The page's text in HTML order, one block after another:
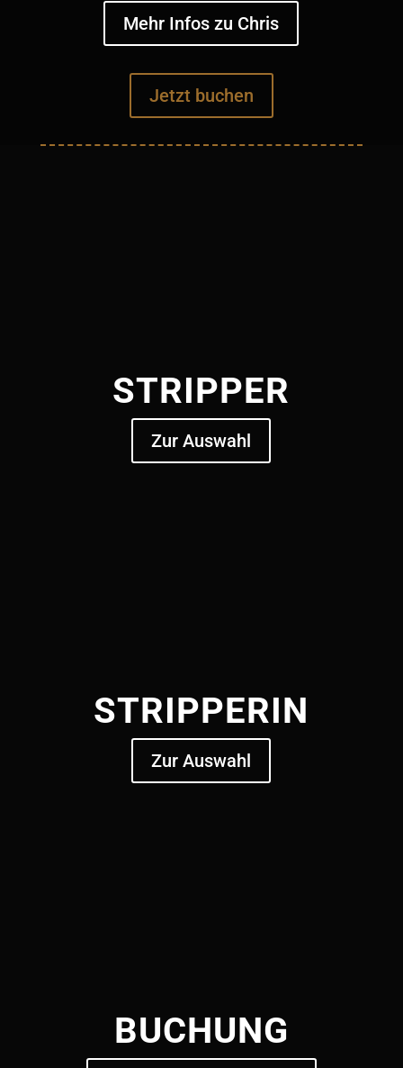
Mehr Infos zu Chris
Jetzt buchen
STRIPPER
Zur Auswahl
STRIPPERIN
Zur Auswahl
BUCHUNG